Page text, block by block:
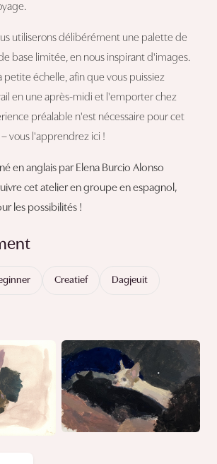
utiliserons délibérément une palette de
base limitée, en nous inspirant d'images.
petite échelle, afin que vous puissiez
en une après-midi et l'emporter chez
préalable n'est nécessaire pour cet
vous l'apprendrez ici !
en anglais par Elena Burcio Alonso
cet atelier en groupe en espagnol,
les possibilités !
Creatief Dagjeuit